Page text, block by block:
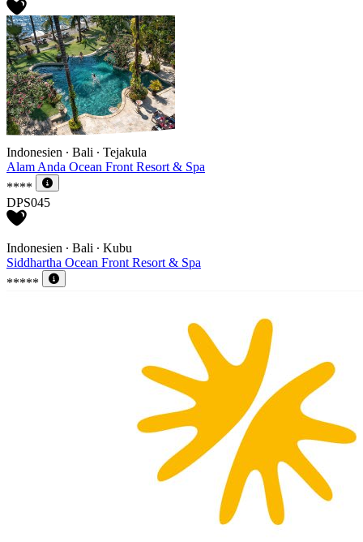
Indonesien ∙ Bali ∙ Tejakula
Alam Anda Ocean Front Resort & Spa
****
DPS045
Indonesien ∙ Bali ∙ Kubu
Siddhartha Ocean Front Resort & Spa
*****